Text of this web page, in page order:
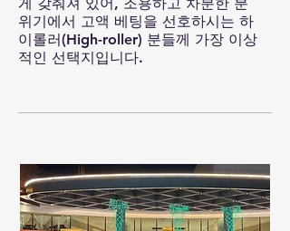
위기에서 고액 베팅을 선호하시는 하
이롤러(High-roller) 분들께 가장 이상
적인 선택지입니다.